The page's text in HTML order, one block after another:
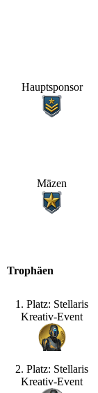
Hauptsponsor
Mäzen
Trophäen
1. Platz: Stellaris
Kreativ-Event
2. Platz: Stellaris
Kreativ-Event